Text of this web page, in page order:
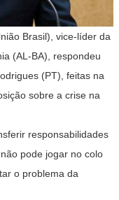
Brasil), vice-líder da
(AL-BA), respondeu
(PT), feitas na
sobre a crise na
responsabilidades
pode jogar no colo
o problema da